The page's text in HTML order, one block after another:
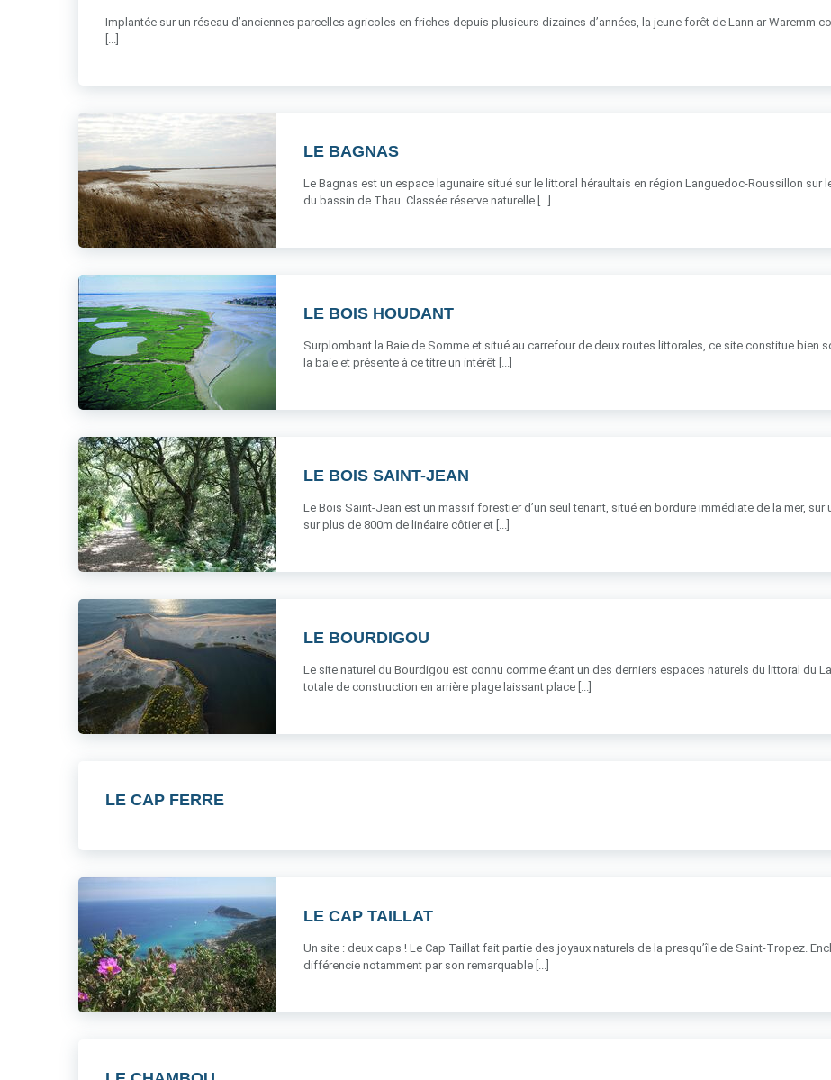
Implantée sur un réseau d’anciennes parcelles agricoles en friches depuis plusieurs dizaines d’années, la jeune forêt de Lann ar Waremm
[...]
LE BAGNAS
Le Bagnas est un espace lagunaire situé sur le littoral héraultais en région Languedoc-Roussillon sur
du bassin de Thau. Classée réserve naturelle [...]
LE BOIS HOUDANT
Surplombant la Baie de Somme et situé au carrefour de deux routes littorales, ce site constitue bien
la baie et présente à ce titre un intérêt [...]
LE BOIS SAINT-JEAN
Le Bois Saint-Jean est un massif forestier d’un seul tenant, situé en bordure immédiate de la mer, sur
sur plus de 800m de linéaire côtier et [...]
LE BOURDIGOU
Le site naturel du Bourdigou est connu comme étant un des derniers espaces naturels du littoral du
totale de construction en arrière plage laissant place [...]
LE CAP FERRE
LE CAP TAILLAT
Un site : deux caps ! Le Cap Taillat fait partie des joyaux naturels de la presqu’île de Saint-Tropez.
différencie notamment par son remarquable [...]